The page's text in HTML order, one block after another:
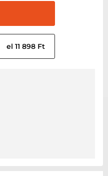
el 11 898 Ft